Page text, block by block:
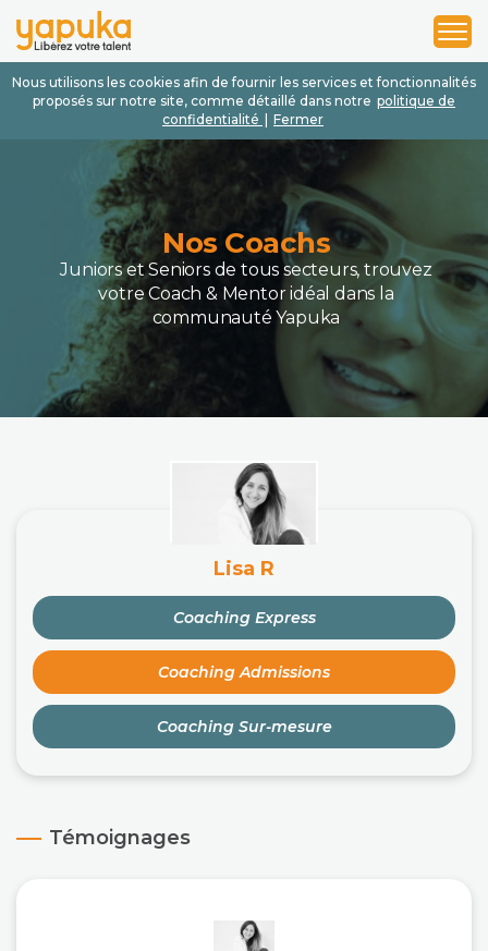
Nous utilisons les cookies afin de fournir les services et fonctionnalités
proposés sur notre site, comme détaillé dans notre politique de
confidentialité
Fermer
1
2
3
Nos Coachs
Juniors et Seniors de tous secteurs, trouvez
votre Coach & Mentor idéal dans la
communauté Yapuka
Lisa R
Coaching Express
Coaching Admissions
Coaching Sur-mesure
Témoignages